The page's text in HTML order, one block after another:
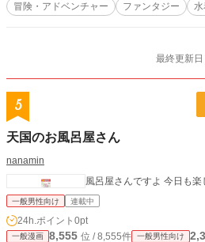
冒険・アドベンチャー ファンタジー
最終更新
5
天国のお風呂屋さん
nanamin
風呂屋さんですよ 今日も
一般男性向け 連載中
24h.ポイント 0pt
一般漫画 8,555 位 / 8,555件 一般男性向け